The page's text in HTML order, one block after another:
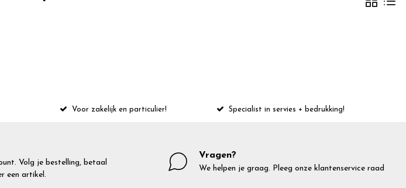
Voor zakelijk en particulier! Specialist in servies + bedrukking!
Volg je bestelling, betaal
een artikel.
Vragen?
We helpen je graag. Pleeg onze klantenservice raad